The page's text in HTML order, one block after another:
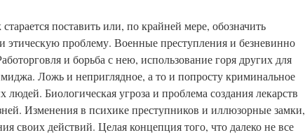
поставить или, по крайней мере, обозначить
проблему. Военные преступления и безневинно
и борьба с нею, использование горя других для
Ложь и неприглядное, а то и попросту криминальное
Биологическая угроза и проблема создания лекарств
Изменения в психике преступников и иллюзорные замки,
своих действий. Целая концепция того, что далеко не все